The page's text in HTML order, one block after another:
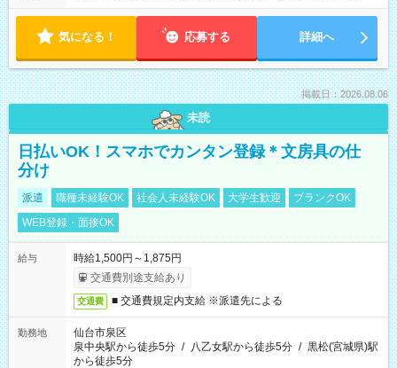
気になる！ 応募する 詳細へ
掲載日：2026.08.06
未読
日払いOK！スマホでカンタン登録＊文房具の仕
分け
派遣 職種未経験OK 社会人未経験OK 大学生歓迎
ブランクOK
WEB登録・面接OK
給与
時給1,500円～1,875円
交通費別途支給あり
交通費 ■ 交通費規定内支給 ※派遣先による
勤務地
仙台市泉区
泉中央駅から徒歩5分 / 八乙女駅から徒歩5分 / 黒松(宮城県)駅
から徒歩5分